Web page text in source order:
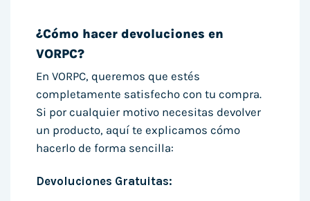
¿Cómo hacer devoluciones en
VORPC?
En VORPC, queremos que estés
completamente satisfecho con tu compra.
Si por cualquier motivo necesitas devolver
un producto, aquí te explicamos cómo
hacerlo de forma sencilla:
Devoluciones Gratuitas: